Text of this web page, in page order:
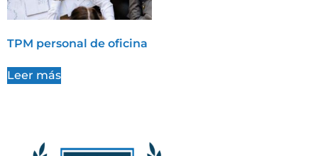
TPM personal de oficina
Leer más